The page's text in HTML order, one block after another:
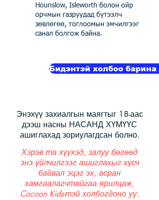
Hounslow, Isleworth болон ойр
орчмын газруудад бүтээлч
зөвлөгөө, тоглоомын эмчилгээг
санал болгож байна.
Бидэнтэй холбоо барина
Энэхүү захиалгын маягтыг 18-аас
дээш насны НАСАНД ХҮМҮҮС
ашиглахад зориулагдсан болно.
Хэрэв та хүүхэд, залуу бөгөөд
энэ үйлчилгээг ашиглахыг хүсч
байвал эцэг эх, асран
хамгаалагчтайгаа ярилцаж,
Cocoon Kids-тэй холбогдоно уу.